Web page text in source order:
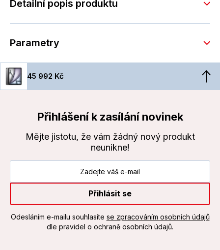
Detailní popis produktu
Parametry
45 992 Kč
Přihlášení k zasílání novinek
Mějte jistotu, že vám žádný nový produkt
neunikne!
Přihlásit se
Odesláním e-mailu souhlasíte se zpracováním osobních údajů
dle pravidel o ochraně osobních údajů.